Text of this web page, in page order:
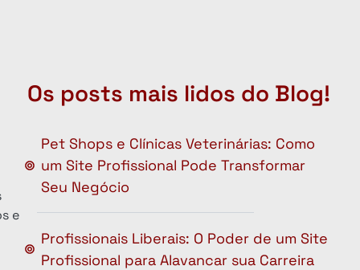
e
Os posts mais lidos do Blog!
Pet Shops e Clínicas Veterinárias: Como
um Site Profissional Pode Transformar
Seu Negócio
Profissionais Liberais: O Poder de um Site
Profissional para Alavancar sua Carreira